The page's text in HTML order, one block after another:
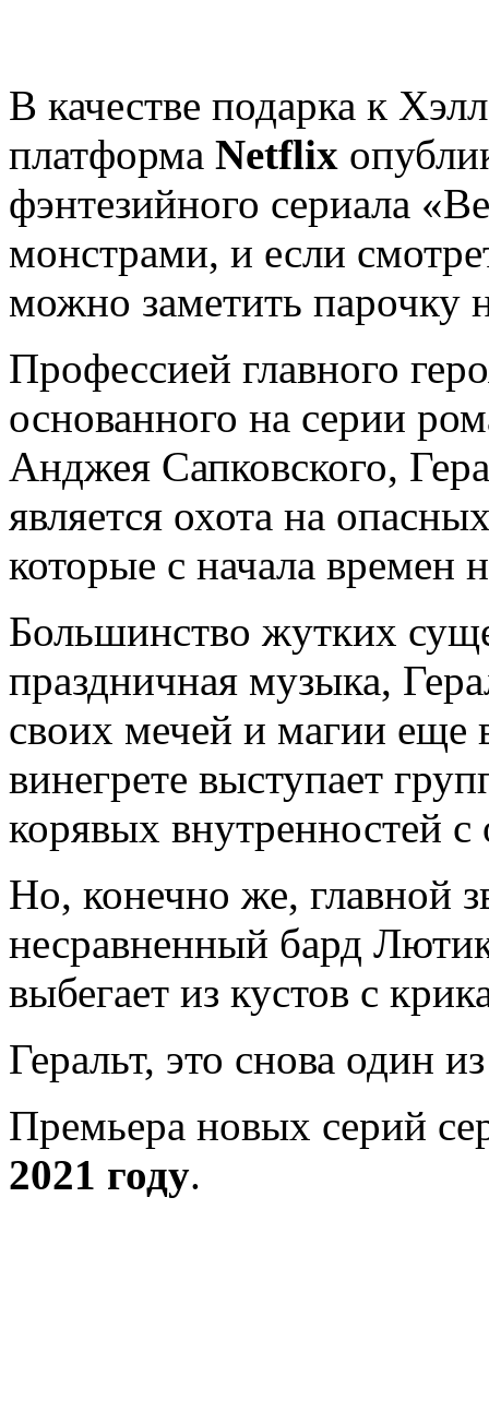
В качестве подарка к
платформа Netflix
фэнтезийного сериала
монстрами, и если
можно заметить парочку
Профессией главного
основанного на серии
Анджея Сапковского,
является охота на
которые с начала времен
Большинство жутких
праздничная музыка,
своих мечей и магии еще
винегрете выступает
корявых внутренностей
Но, конечно же, главной
несравненный бард
выбегает из кустов с
Геральт, это снова один
Премьера новых серий
2021 году.